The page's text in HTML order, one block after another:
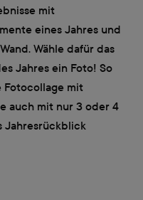
mit
eines Jahres und
Wähle dafür das
Jahres ein Foto! So
Fotocollage mit
auch mit nur 3 oder 4
Jahresrückblick